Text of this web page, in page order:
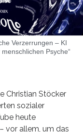
Verzerrungen – KI
Psyche“
Christian Stöcker
sozialer
heute
vor allem, um das